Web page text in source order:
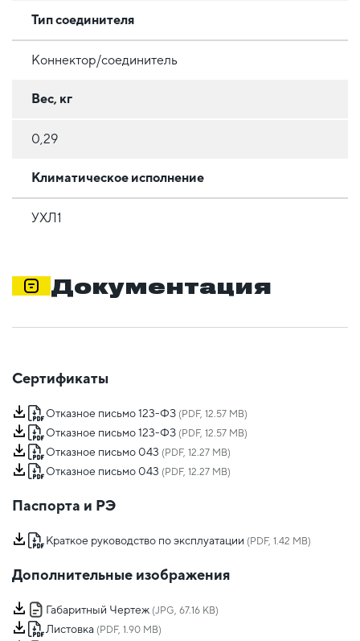
Тип соединителя
Коннектор/соединитель
Вес, кг
0,29
Климатическое исполнение
УХЛ1
Документация
Сертификаты
Отказное письмо 123-ФЗ (PDF, 12.57 MB)
Отказное письмо 123-ФЗ (PDF, 12.57 MB)
Отказное письмо 043 (PDF, 12.27 MB)
Отказное письмо 043 (PDF, 12.27 MB)
Паспорта и РЭ
Краткое руководство по эксплуатации (PDF, 1.42 MB)
Дополнительные изображения
Габаритный Чертеж (JPG, 67.16 KB)
Листовка (PDF, 1.90 MB)